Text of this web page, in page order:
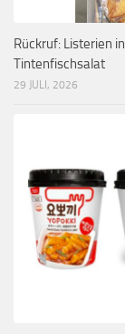
Rückruf: Listerien
Tintenfischsalat
29 JULI, 2026